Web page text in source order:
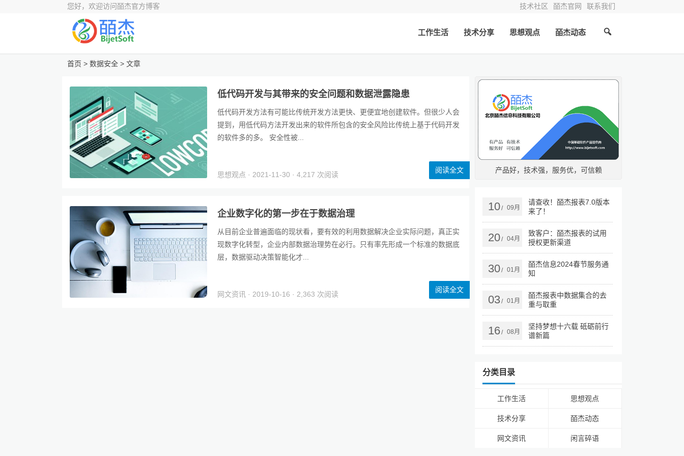
您好，欢迎访问皕杰官方博客 技术社区 皕杰官网 联系我们
工作生活 技术分享 思想观点 皕杰动态
首页 > 数据安全 > 文章
低代码开发与其带来的安全问题和数据泄露隐患
低代码开发方法有可能比传统开发方法更快、更便宜地创建软件。但很少人会
提到，用低代码方法开发出来的软件所包含的安全风险比传统上基于代码开发
的软件多的多。 安全性被...
思想观点 · 2021-11-30 · 4,217 次阅读
阅读全文
企业数字化的第一步在于数据治理
从目前企业普遍面临的现状看，要有效的利用数据解决企业实际问题，真正实
现数字化转型，企业内部数据治理势在必行。只有率先形成一个标准的数据底
层，数据驱动决策智能化才...
网文资讯 · 2019-10-16 · 2,363 次阅读
阅读全文
产品好，技术强，服务优，可信赖
10/ 09月
请查收！皕杰报表7.0版本
来了！
20/ 04月
致客户：皕杰报表的试用
授权更新渠道
30/ 01月
皕杰信息2024春节服务通
知
03/ 01月
皕杰报表中数据集合的去
重与取重
16/ 08月
坚持梦想十六载 砥砺前行
谱新篇
分类目录
工作生活 思想观点
技术分享 皕杰动态
网文资讯 闲言碎语